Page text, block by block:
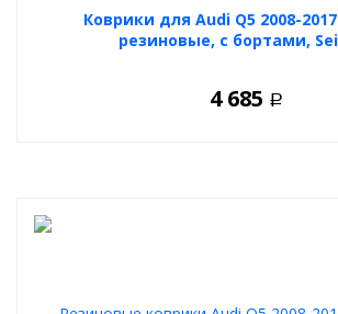
Коврики для Audi Q5 2008-
резиновые, с бортами,
4 685 Р